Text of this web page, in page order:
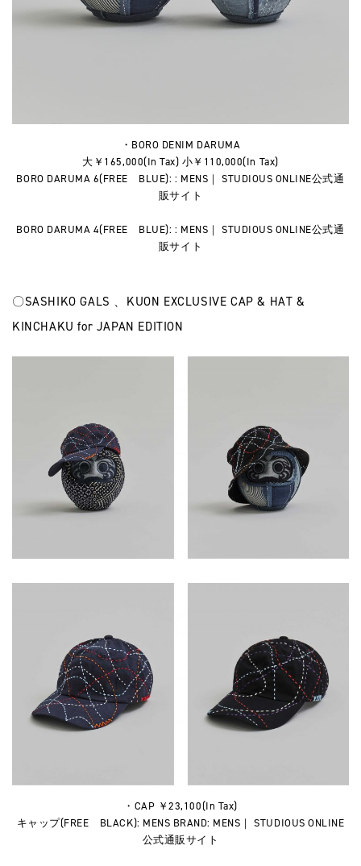
・BORO DENIM DARUMA
大￥165,000(In Tax) 小￥110,000(In Tax)
BORO DARUMA 6(FREE BLUE): : MENS｜ STUDIOUS ONLINE公式通
販サイト
BORO DARUMA 4(FREE BLUE): : MENS｜ STUDIOUS ONLINE公式通
販サイト
〇SASHIKO GALS 、KUON EXCLUSIVE CAP & HAT &
KINCHAKU for JAPAN EDITION
・CAP ￥23,100(In Tax)
キャップ(FREE BLACK): MENS BRAND: MENS｜ STUDIOUS ONLINE
公式通販サイト